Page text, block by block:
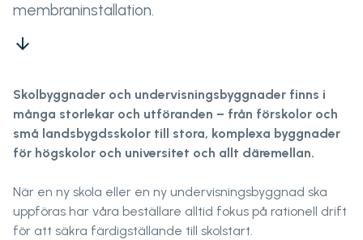
membraninstallation.
arrow_downward
Skolbyggnader och undervisningsbyggnader finns i
många storlekar och utföranden – från förskolor och
små landsbygdsskolor till stora, komplexa byggnader
för högskolor och universitet och allt däremellan.
När en ny skola eller en ny undervisningsbyggnad ska
uppföras har våra beställare alltid fokus på rationell drift
för att säkra färdigställande till skolstart.